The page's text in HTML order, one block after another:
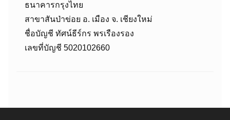
ธนาคารกรุงไทย
สาขาสันป่าข่อย อ. เมือง จ. เชียงใหม่
ชื่อบัญชี ทัศน์ธีร์กร พรเรืองรอง
เลขที่บัญชี 5020102660